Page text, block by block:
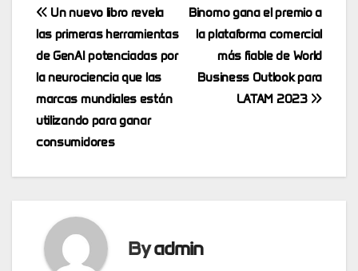
Post
navigation
Binomo gana el premio a
la plataforma comercial
más fiable de World
Business Outlook para
LATAM 2023
Un nuevo libro revela
las primeras herramientas
de GenAI potenciadas por
la neurociencia que las
marcas mundiales están
utilizando para ganar
consumidores
Byadmin